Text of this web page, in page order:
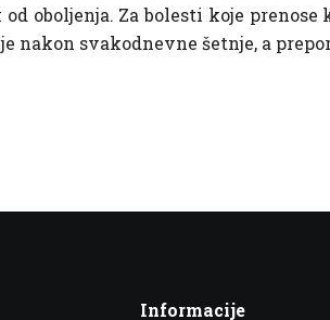
oboljenja. Za bolesti koje
svakodnevne šetnje, a
Informacije